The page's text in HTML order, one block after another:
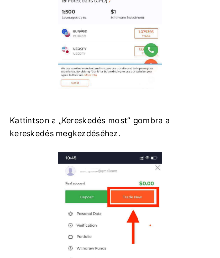
Kattintson a „Kereskedés most” gombra a
kereskedés megkezdéséhez.